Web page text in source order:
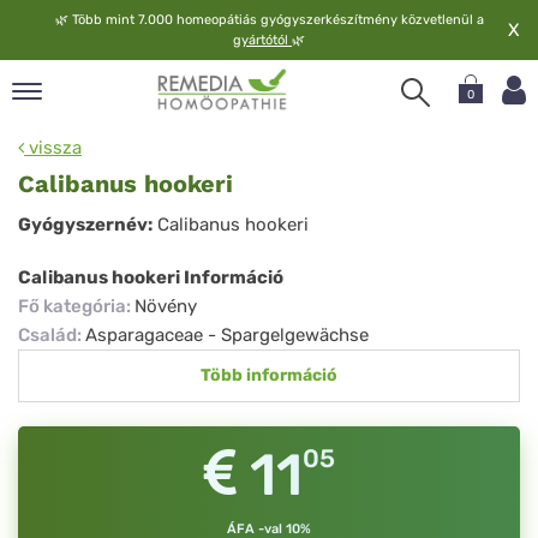
🌿 Több mint 7.000 homeopátiás gyógyszerkészítmény közvetlenül a
gyártótól 🌿 X
0
vissza
Calibanus hookeri
Calibanus
hookeri
Gyógyszernév: Calibanus hookeri
Calibanus hookeri Információ
Fő kategória: Növény
Család: Asparagaceae - Spargelgewächse
Több információ
1105
ÁFA -val 10%